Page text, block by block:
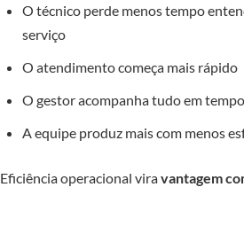
O técnico perde menos tempo
serviço
O atendimento começa mais rápido
O gestor acompanha tudo em
A equipe produz mais com menos
Eficiência operacional viravantagem